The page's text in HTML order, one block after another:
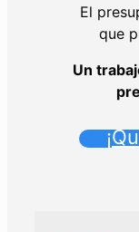
El
que
Un